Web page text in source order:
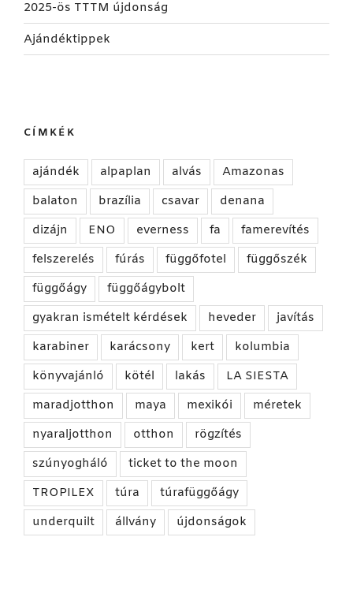
2025-ös TTTM újdonság
Ajándéktippek
CÍMKÉK
ajándék alpaplan alvás
Amazonas
balaton
brazília csavar
denana
dizájn
ENO everness fa
famerevítés
felszerelés
fúrás függőfotel
függőszék
függőágy
függőágybolt
gyakran ismételt kérdések
heveder
javítás
karabiner
karácsony kert
kolumbia
könyvajánló
kötél lakás
LA SIESTA
maradjotthon
maya mexikói
méretek
nyaraljotthon
otthon
rögzítés
szúnyogháló
ticket to the moon
TROPILEX
túra
túrafüggőágy
underquilt
állvány újdonságok